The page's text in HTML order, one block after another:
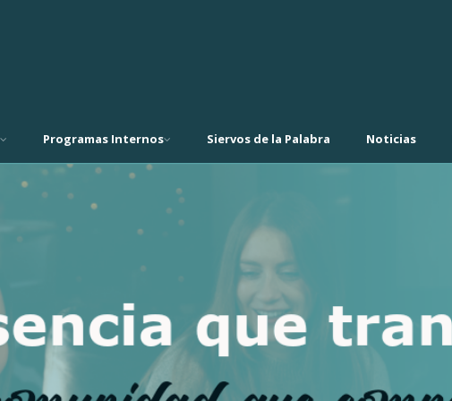
Programas Internos Siervos de la Palabra Noticias